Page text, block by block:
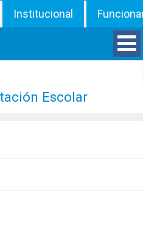
Institucional
Escolar